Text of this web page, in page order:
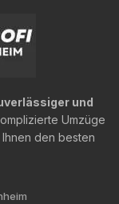
und
Umzüge
Ihnen den besten